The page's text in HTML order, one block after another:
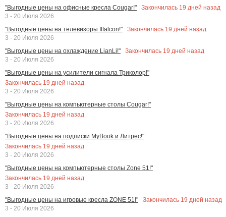
"Выгодные цены на офисные кресла Cougar!" Закончилась 19 дней назад
3 - 20 Июля 2026
"Выгодные цены на телевизоры Iffalcon!"
Закончилась 19 дней назад
3 - 20 Июля 2026
"Выгодные цены на охлаждение LianLi!"
Закончилась 19 дней назад
3 - 20 Июля 2026
"Выгодные цены на усилители сигнала Триколор!"
Закончилась 19 дней назад
3 - 20 Июля 2026
"Выгодные цены на компьютерные столы Cougar!"
Закончилась 19 дней назад
3 - 20 Июля 2026
"Выгодные цены на подписки MyBook и Литрес!"
Закончилась 19 дней назад
3 - 20 Июля 2026
"Выгодные цены на компьютерные столы Zone 51!"
Закончилась 19 дней назад
3 - 20 Июля 2026
"Выгодные цены на игровые кресла ZONE 51!"
Закончилась 19 дней назад
3 - 20 Июля 2026